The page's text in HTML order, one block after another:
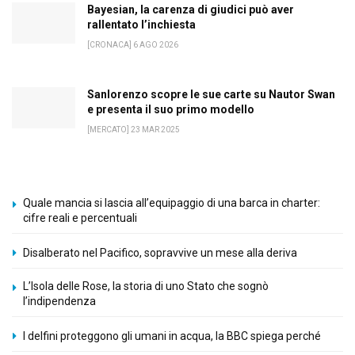
Bayesian, la carenza di giudici può aver
rallentato l’inchiesta
[CRONACA] 6 AGO 2026
Sanlorenzo scopre le sue carte su Nautor Swan
e presenta il suo primo modello
[MERCATO] 23 MAR 2025
Quale mancia si lascia all’equipaggio di una barca in charter:
cifre reali e percentuali
Disalberato nel Pacifico, sopravvive un mese alla deriva
L’Isola delle Rose, la storia di uno Stato che sognò
l’indipendenza
I delfini proteggono gli umani in acqua, la BBC spiega perché